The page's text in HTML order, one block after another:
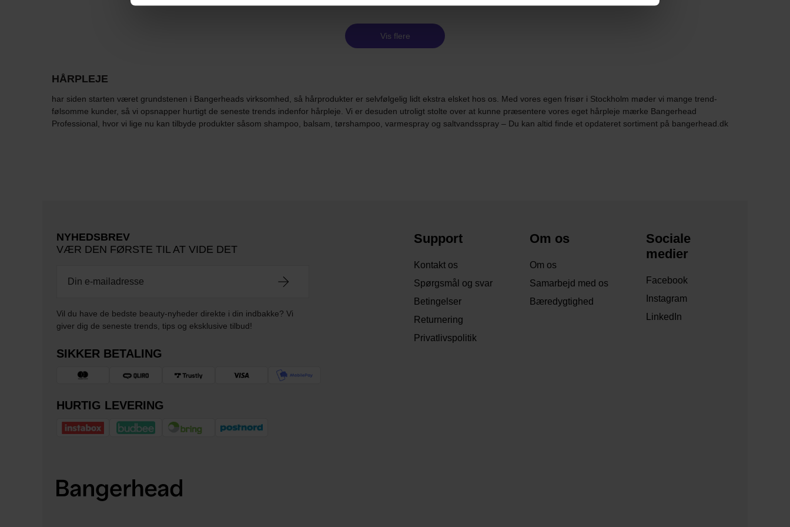
Vis flere
HÅRPLEJE
har siden starten været grundstenen i Bangerheads virksomhed, så hårprodukter er selvfølgelig lidt ekstra elsket hos os. Med vores egen frisør i Stockholm møder vi mange trend-
følsomme kunder, så vi opsnapper hurtigt de seneste trends indenfor hårpleje. Vi er desuden utroligt stolte over at kunne præsentere vores eget hårpleje mærke Bangerhead
Professional, hvor vi lige nu kan tilbyde produkter såsom shampoo, balsam, tørshampoo, varmespray og saltvandsspray – Du kan altid finde et opdateret sortiment på bangerhead.dk
NYHEDSBREV
VÆR DEN FØRSTE TIL AT VIDE DET
Vil du have de bedste beauty-nyheder direkte i din indbakke? Vi
giver dig de seneste trends, tips og eksklusive tilbud!
SIKKER BETALING
HURTIG LEVERING
Support
Kontakt os
Spørgsmål og svar
Betingelser
Returnering
Privatlivspolitik
Om os
Om os
Samarbejd med os
Bæredygtighed
Sociale
medier
Facebook
Instagram
LinkedIn